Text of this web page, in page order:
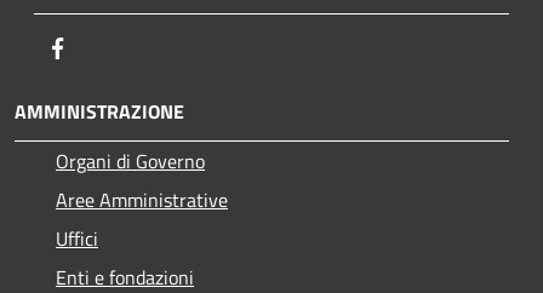
AMMINISTRAZIONE
Organi di Governo
Aree Amministrative
Uffici
Enti e fondazioni